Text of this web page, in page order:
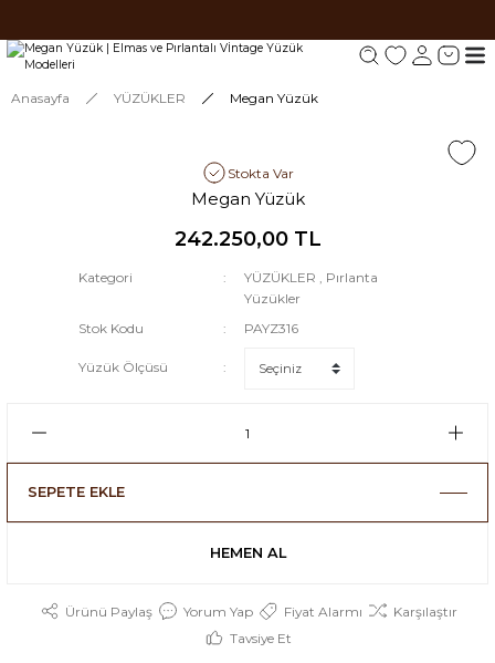
Tüm siparişlerde 1000 TL ve üzeri ücretsiz kargo. #3
Anasayfa YÜZÜKLER Megan Yüzük
Stokta Var
Megan Yüzük
242.250,00 TL
Kategori YÜZÜKLER , Pırlanta
Yüzükler
Stok Kodu
PAYZ316
Yüzük Ölçüsü
SEPETE EKLE
HEMEN AL
Ürünü Paylaş Yorum Yap Fiyat Alarmı
Karşılaştır
Tavsiye Et